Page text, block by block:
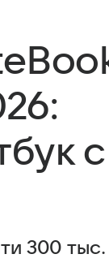
300